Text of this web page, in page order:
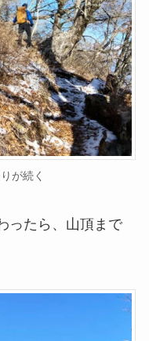
が続く
ったら、山頂まで